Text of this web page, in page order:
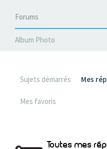
Forums
Album Photo
Sujets démarrés Mes
Mes favoris
Toutes mes